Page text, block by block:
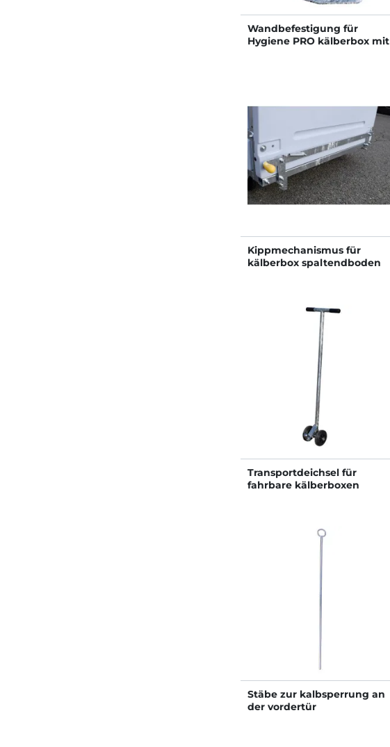
Wandbefestigung für
Hygiene PRO kälberbox mit
Kippmechanismus für
kälberbox spaltendboden
Transportdeichsel für
fahrbare kälberboxen
Stäbe zur kalbsperrung an
der vordertür